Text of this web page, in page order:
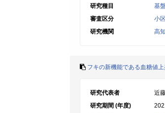
研究種目
基
審査区分
小
研究機関
高
フキの新機能である血糖値
研究代表者
近
研究期間 (年度)